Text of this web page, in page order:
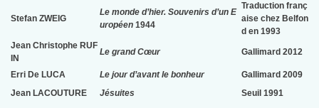
Stefan ZWEIG
Le monde d’hier. Souvenirs d’un E
uropéen 1944
Traduction franç
aise chez Belfon
d en 1993
Jean Christophe RUF
IN
Le grand Cœur Gallimard 2012
Erri De LUCA Le jour d’avant le bonheur
Gallimard 2009
Jean LACOUTURE
Jésuites Seuil 1991